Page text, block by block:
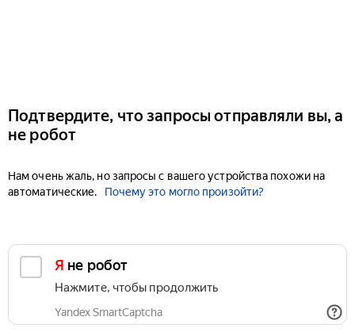
Подтвердите, что запросы отправляли вы, а
не робот
Нам очень жаль, но запросы с вашего устройства похожи на
автоматические.
Почему это могло произойти?
Я не робот
Нажмите, чтобы продолжить
Yandex SmartCaptcha